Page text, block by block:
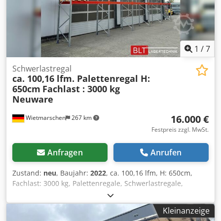
fachmännischen Montage und Demontage Ihrer
Betriebseinrichtung zur Seite. Unsere Empfehlung : Teilen
Sie uns Ihren Bedarf mit... Wir helfen Ihnen gerne bei der
Realisierung Ihrer Projekte, von der Planung über die
Bestellung bis hin zur Montage.
1 /7
Wietmarschen 267 km
Schwerlastregal
ca. 100,16 lfm. Palettenregal H:
650cm Fachlast : 3000 kg
Neuware
16.000 €
Festpreis zzgl. MwSt.
Anfragen Anrufen
Zustand: neu, Baujahr: 2022, ca. 100,16 lfm, H: 650cm,
Fachlast: 3000 kg, Palettenregale, Schwerlastregale,
Hochregale, Industrieregale, Regale sofort ab Lager Daten :
- Höhe : ca. 650 cm - Tiefe : ca. 110 cm Dedpfx Ajzru
Hysbkjkr - Länge : ca. 100,16 lfm - Belastung: 3000 kgKleinanzeige